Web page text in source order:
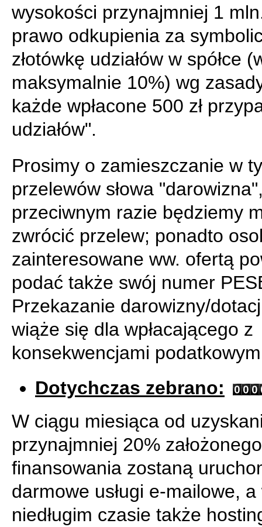
wysokości przynajmniej 1
prawo odkupienia za
złotówkę udziałów w spółce
maksymalnie 10%) wg
każde wpłacone 500 zł
udziałów".
Prosimy o zamieszczanie w
przelewów słowa
przeciwnym razie będziemy
zwrócić przelew; ponadto
zainteresowane ww. ofertą
podać także swój numer
Przekazanie darowizny/
wiąże się dla wpłacającego z
konsekwencjami
Dotychczas zebrano:
W ciągu miesiąca od
przynajmniej 20% założonego
finansowania zostaną
darmowe usługi e-mailowe, a
niedługim czasie także